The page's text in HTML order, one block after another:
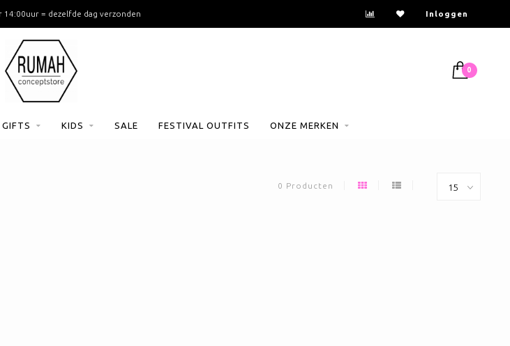
14:00uur = dezelfde dag verzonden Inloggen
0
GIFTS KIDS SALE FESTIVAL OUTFITS ONZE MERKEN
0 Producten